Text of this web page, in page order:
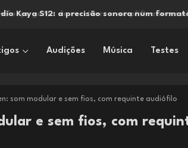
Kaya S12: a precisão sonora num
Audições Música Testes
som modular e sem fios, com requinte audiófilo
e sem fios, com